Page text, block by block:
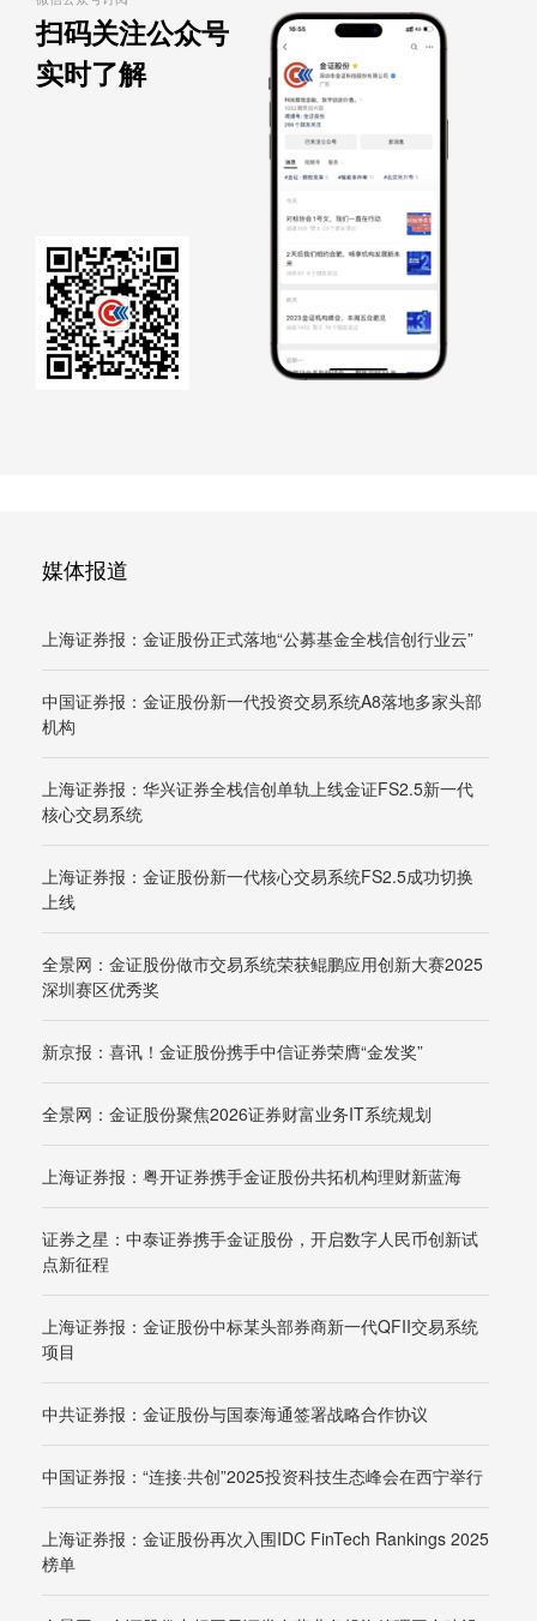
扫码关注公众号
实时了解
媒体报道
上海证券报：金证股份正式落地“公募基金全栈信创行业云”
中国证券报：金证股份新一代投资交易系统A8落地多家头部
机构
上海证券报：华兴证券全栈信创单轨上线金证FS2.5新一代
核心交易系统
上海证券报：金证股份新一代核心交易系统FS2.5成功切换
上线
全景网：金证股份做市交易系统荣获鲲鹏应用创新大赛2025
深圳赛区优秀奖
新京报：喜讯！金证股份携手中信证券荣膺“金发奖”
全景网：金证股份聚焦2026证券财富业务IT系统规划
上海证券报：粤开证券携手金证股份共拓机构理财新蓝海
证券之星：中泰证券携手金证股份，开启数字人民币创新试
点新征程
上海证券报：金证股份中标某头部券商新一代QFII交易系统
项目
中共证券报：金证股份与国泰海通签署战略合作协议
中国证券报：“连接·共创”2025投资科技生态峰会在西宁举行
上海证券报：金证股份再次入围IDC FinTech Rankings 2025
榜单